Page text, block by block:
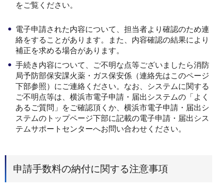
をご覧ください。
電子申請された内容について、担当者より確認のため連
絡をすることがあります。また、内容確認の結果により
補正を求める場合があります。
手続き内容について、ご不明な点等ございましたら消防
局予防部保安課火薬・ガス保安係（連絡先はこのページ
下部参照）にご連絡ください。なお、システムに関する
ご不明点等は、横浜市電子申請・届出システムの「よく
あるご質問」をご確認頂くか、横浜市電子申請・届出シ
ステムのトップページ下部に記載の電子申請・届出シス
テムサポートセンターへお問い合わせください。
申請手数料の納付に関する注意事項